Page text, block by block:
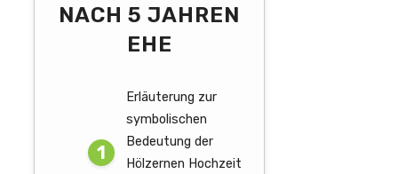
NACH 5 JAHREN
EHE
Erläuterung zur
symbolischen
Bedeutung der
Hölzernen Hochzeit